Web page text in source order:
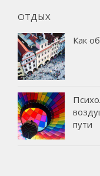
ОТДЫХ
Как
пути